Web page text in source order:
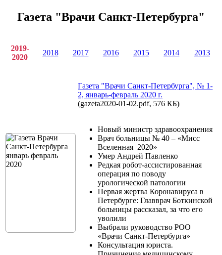
Газета "Врачи Санкт-Петербурга"
2019-
2020
2018 2017 2016 2015 2014 2013
Газета "Врачи Санкт-Петербурга", № 1-
2, январь-февраль 2020 г.
(gazeta2020-01-02.pdf, 576 КБ)
Новый министр здравоохранения
Врач больницы № 40 – «Мисс
Вселенная–2020»
Умер Андрей Павленко
Редкая робот-ассистированная
операция по поводу
урологической патологии
Первая жертва Коронавируса в
Петербурге: Главврач Боткинской
больницы рассказал, за что его
уволили
Выбрали руководство РОО
«Врачи Санкт-Петербурга»
Консультация юриста.